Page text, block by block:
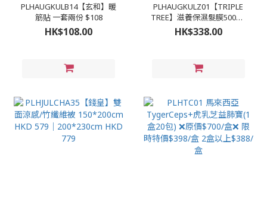
PLHAUGKULB14【玄和】暖
筋貼 一套兩份 $108
HK$108.00
PLHAUGKULZ01【TRIPLE
TREE】滋養保濕髮膜500ML
$338
HK$338.00